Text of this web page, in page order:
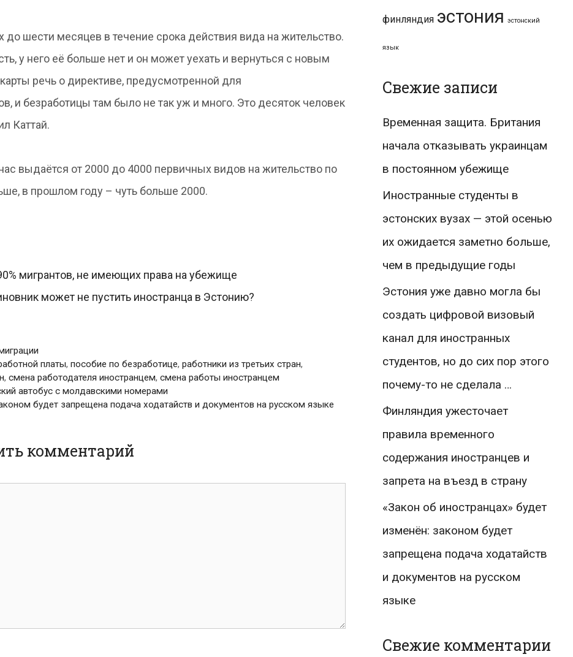
шести месяцев в течение срока действия вида на жительство.
у него её больше нет и он может уехать и вернуться с новым
речь о директиве, предусмотренной для
и безработицы там было не так уж и много. Это десяток человек
Каттай.
выдаётся от 2000 до 4000 первичных видов на жительство по
в прошлом году – чуть больше 2000.
мигрантов, не имеющих права на убежище
может не пустить иностранца в Эстонию?
платы,пособие по безработице,работники из третьих стран,
, смена работодателя иностранцем, смена работы иностранцем
автобус с молдавскими номерами
будет запрещена подача ходатайств и документов на русском языке
комментарий
финляндия эстония эстонский
язык
Свежие записи
Временная защита. Британия
начала отказывать украинцам
в постоянном убежище
Иностранные студенты в
эстонских вузах — этой осенью
их ожидается заметно больше,
чем в предыдущие годы
Эстония уже давно могла бы
создать цифровой визовый
канал для иностранных
студентов, но до сих пор этого
почему-то не сделала …
Финляндия ужесточает
правила временного
содержания иностранцев и
запрета на въезд в страну
«Закон об иностранцах» будет
изменён: законом будет
запрещена подача ходатайств
и документов на русском
языке
Свежие комментарии